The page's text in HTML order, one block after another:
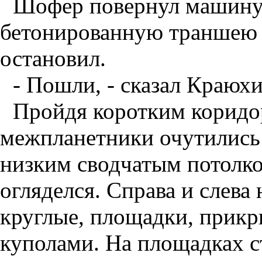
Шофер повернул
бетонированную
остановил.
- Пошли, - сказал
Пройдя коротким
межпланетники
низким сводчатым
огляделся. Справа и слева
круглые, площадки,
куполами. На площадках